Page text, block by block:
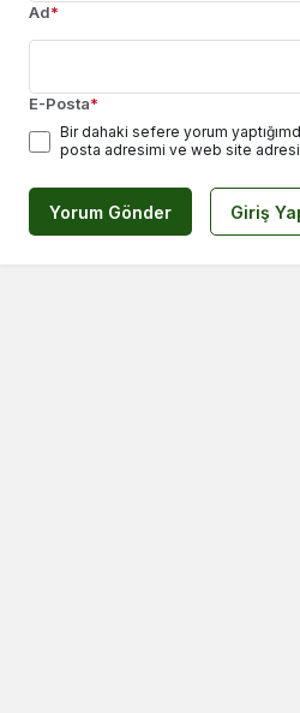
Ad*
E-Posta*
Bir dahaki sefere yorum
posta adresimi ve web site
Yorum Gönder Giriş